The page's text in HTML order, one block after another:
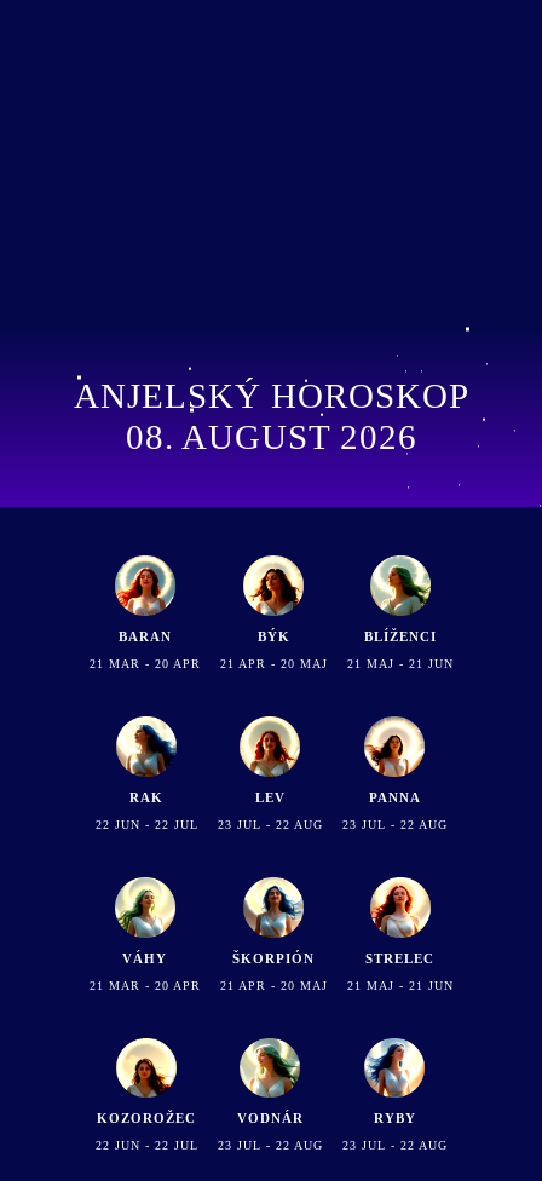
ANJELSKÝ HOROSKOP
08. AUGUST 2026
BARAN
21 MAR - 20 APR
BÝK
21 APR - 20 MAJ
BLÍŽENCI
21 MAJ - 21 JUN
RAK
22 JUN - 22 JUL
LEV
23 JUL - 22 AUG
PANNA
23 JUL - 22 AUG
VÁHY
21 MAR - 20 APR
ŠKORPIÓN
21 APR - 20 MAJ
STRELEC
21 MAJ - 21 JUN
KOZOROŽEC
22 JUN - 22 JUL
VODNÁR
23 JUL - 22 AUG
RYBY
23 JUL - 22 AUG